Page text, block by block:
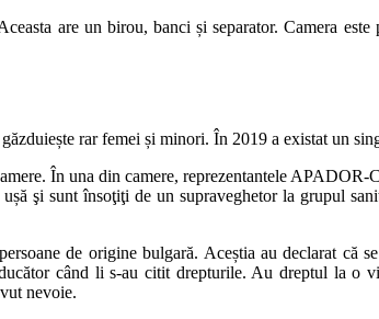
are un birou, banci și separator. Camera
rar femei și minori. În 2019 a existat un
În una din camere, reprezentantele
şi sunt însoţiţi de un supraveghetor la grupul
de origine bulgară. Aceștia au declarat
când li s-au citit drepturile. Au dreptul la o
nevoie.